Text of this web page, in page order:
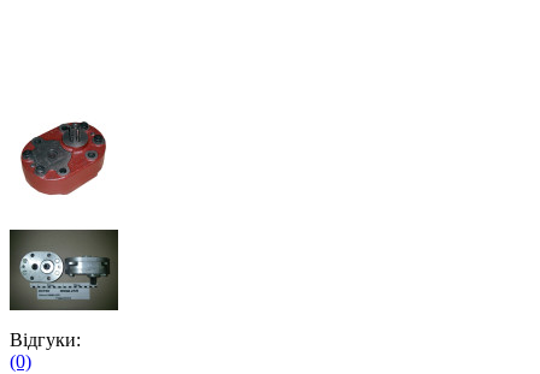
Відгуки:
(0)